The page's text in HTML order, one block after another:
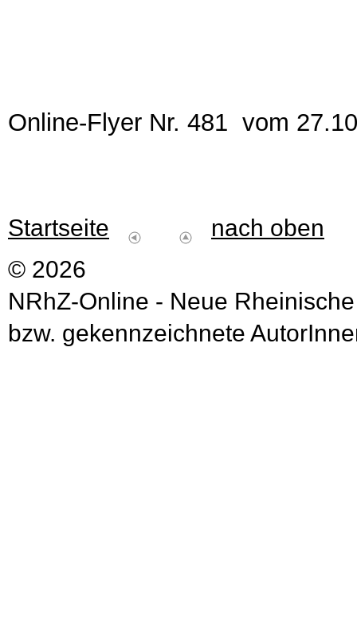
Online-Flyer Nr. 481 vom
Startseite
nach oben
© 2026
NRhZ-Online - Neue
bzw. gekennzeichnete